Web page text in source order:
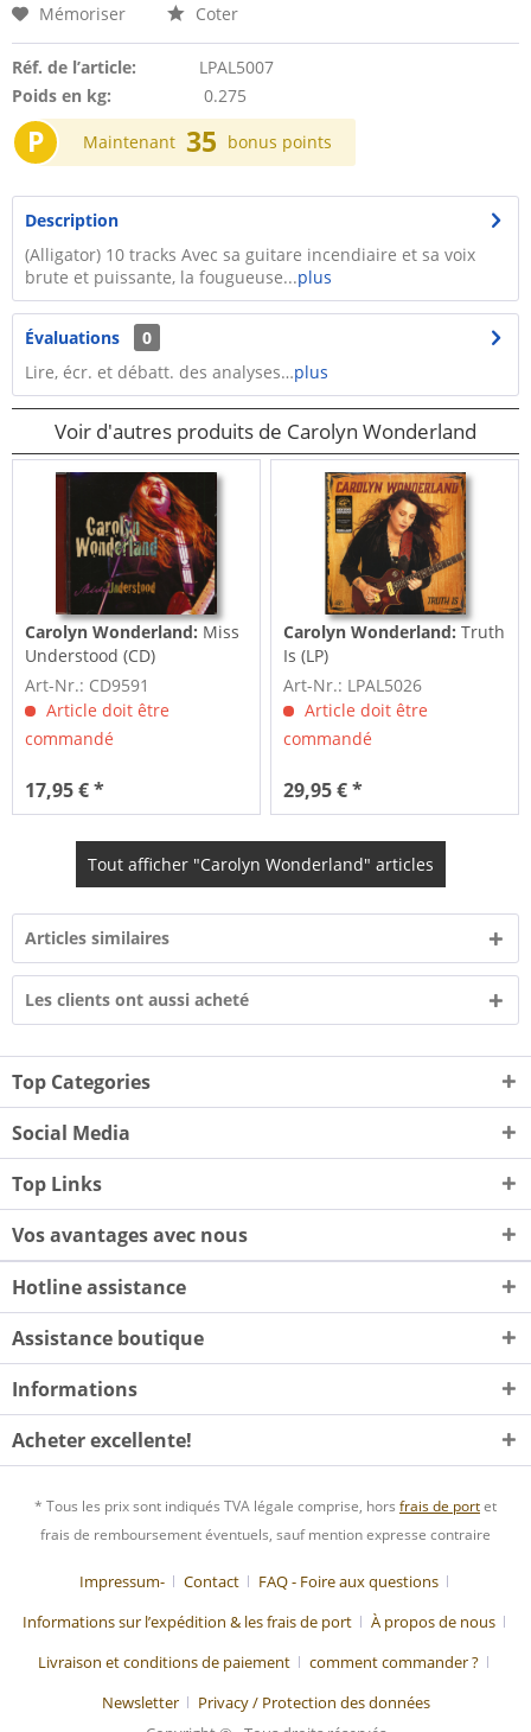
Mémoriser Coter
Réf. de l’article:
LPAL5007
Poids en kg:
0.275
P Maintenant 35 bonus points
Description
(Alligator) 10 tracks Avec sa guitare incendiaire et sa voix
brute et puissante, la fougueuse...plus
Évaluations
0
Lire, écr. et débatt. des analyses…plus
Voir d'autres produits de Carolyn Wonderland
Carolyn Wonderland: Miss
Understood (CD)
Art-Nr.: CD9591
Article doit être
commandé
17,95 € *
Carolyn Wonderland: Truth
Is (LP)
Art-Nr.: LPAL5026
Article doit être
commandé
29,95 € *
Tout afficher "Carolyn Wonderland" articles
Articles similaires
Les clients ont aussi acheté
Top Categories
Social Media
Top Links
Vos avantages avec nous
Hotline assistance
Assistance boutique
Informations
Acheter excellente!
* Tous les prix sont indiqués TVA légale comprise, hors frais de portet
frais de remboursement éventuels, sauf mention expresse contraire
Impressum- Contact
FAQ - Foire aux questions
Informations sur l’expédition & les frais de port
À propos de nous
Livraison et conditions de paiement
comment commander ?
Newsletter
Privacy / Protection des données